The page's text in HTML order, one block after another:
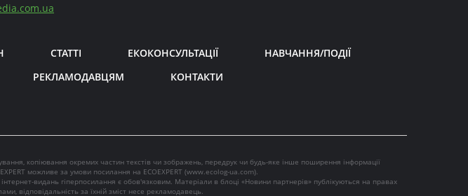
СТАТТІ ЕКОКОНСУЛЬТАЦІЇ
НАВЧАННЯ/ПОДІЇ
РЕКЛАМОДАВЦЯМ
КОНТАКТИ
копіювання окремих частин текстів чи зображень, передрук чи будь-яке інше поширення інформації
можливе за умови посилання на ECOEXPERT (www.ecolog-ua.com).
видань гіперпосилання є обов'язковим. Матеріали в блоці «Новини партнерів» публікуються на правах
відповідальність за їхній зміст несе рекламодавець.